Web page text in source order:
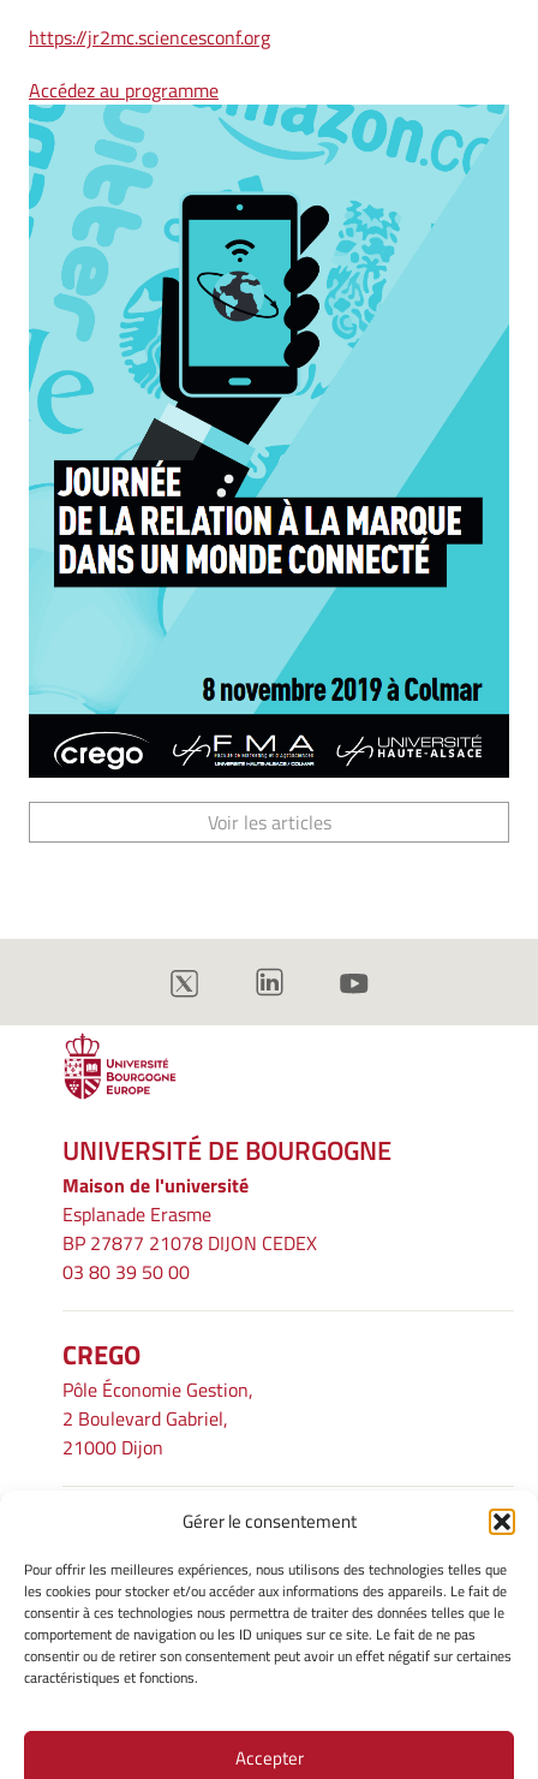
Gérer le consentement
Pour offrir les meilleures expériences, nous utilisons des technologies telles que
les cookies pour stocker et/ou accéder aux informations des appareils. Le fait de
consentir à ces technologies nous permettra de traiter des données telles que le
comportement de navigation ou les ID uniques sur ce site. Le fait de ne pas
consentir ou de retirer son consentement peut avoir un effet négatif sur certaines
caractéristiques et fonctions.
Accepter
https://jr2mc.sciencesconf.org
Accédez au programme
Voir les articles
UNIVERSITÉ DE BOURGOGNE
Maison de l'université
Esplanade Erasme
BP 27877 21078 DIJON CEDEX
03 80 39 50 00
CREGO
Pôle Économie Gestion,
2 Boulevard Gabriel,
21000 Dijon
INFORMATIONS LÉGALES
Mentions légales
Gérer mes cookies
Avertissement
Politique de cookies